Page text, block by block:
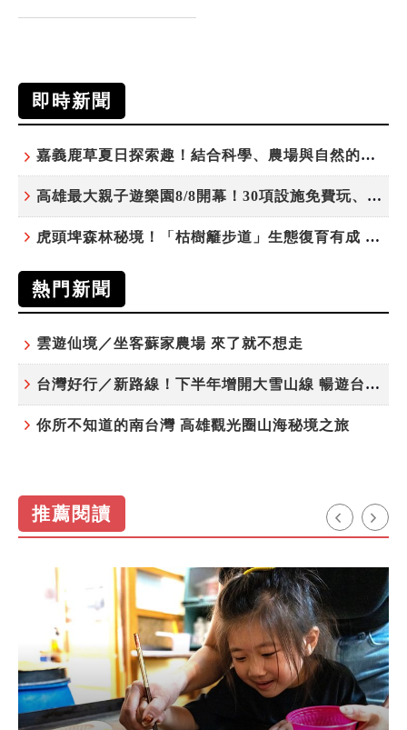
即時新聞
嘉義鹿草夏日探索趣！結合科學、農場與自然的親子小旅行
高雄最大親子遊樂園8/8開幕！30項設施免費玩、YOYO家族嗨翻暑假
虎頭埤森林秘境！「枯樹籬步道」生態復育有成 走進大自然生命教室
熱門新聞
雲遊仙境／坐客蘇家農場 來了就不想走
台灣好行／新路線！下半年增開大雪山線 暢遊台中更便利
你所不知道的南台灣 高雄觀光圈山海秘境之旅
推薦閱讀